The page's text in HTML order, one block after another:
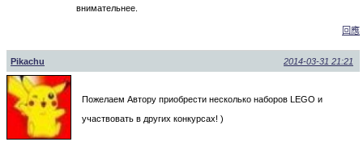
внимательнее.
回應
Pikachu 2014-03-31 21:21
Пожелаем Автору приобрести несколько наборов LEGO и
участвовать в других конкурсах! )